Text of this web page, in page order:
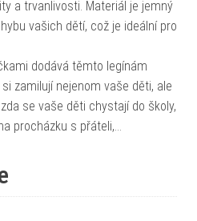
a trvanlivosti. Materiál je jemný
vašich dětí, což je ideální pro
dodává těmto legínám
zamilují nejenom vaše děti, ale
se vaše děti chystají do školy,
procházku s přáteli,…